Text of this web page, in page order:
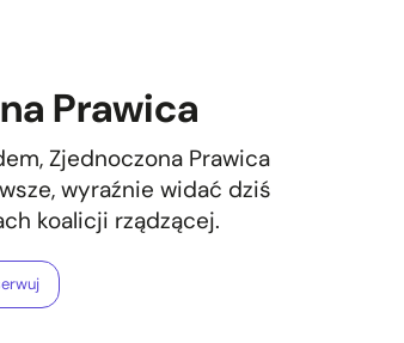
Prawica
Zjednoczona Prawica
wyraźnie widać dziś
koalicji rządzącej.